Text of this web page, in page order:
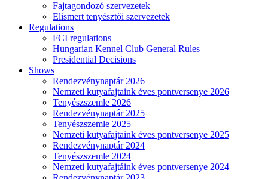
Fajtagondozó szervezetek
Elismert tenyésztői szervezetek
Regulations
FCI regulations
Hungarian Kennel Club General Rules
Presidential Decisions
Shows
Rendezvénynaptár 2026
Nemzeti kutyafajtaink éves pontversenye 2026
Tenyészszemle 2026
Rendezvénynaptár 2025
Tenyészszemle 2025
Nemzeti kutyafajtaink éves pontversenye 2025
Rendezvénynaptár 2024
Tenyészszemle 2024
Nemzeti kutyafajtáink éves pontversenye 2024